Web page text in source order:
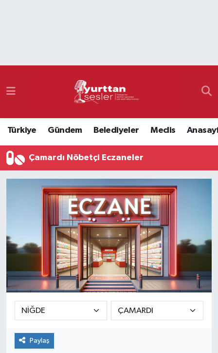
Türkiye Gündem Belediyeler Meclis
Çamardı Nöbetçi Eczaneler
Paylaş
Namaz Vakitleri
Süper Lig Puan Durumu ve Fikstür
Tüm Manşetler
Son Dakika Haberleri
Haber Arşivi